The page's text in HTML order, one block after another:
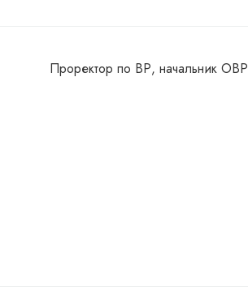
Проректор по ВР, начальник ОВР